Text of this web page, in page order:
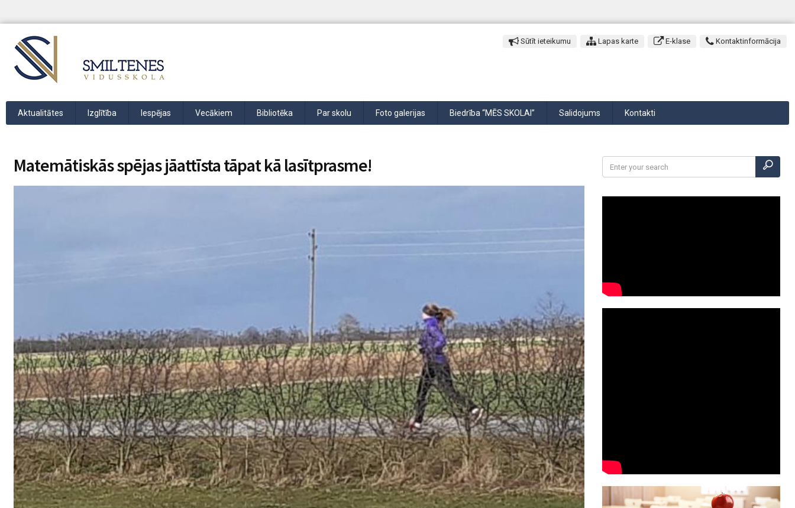
Sūtīt ieteikumu Lapas karte E-klase Kontaktinformācija
Aktualitātes Izglītība Iespējas Vecākiem Bibliotēka Par skolu Foto galerijas Biedrība “MĒS SKOLAI” Salidojums Kontakti
Matemātiskās spējas jāattīsta tāpat kā lasītprasme!